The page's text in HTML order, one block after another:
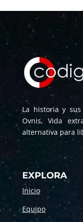
La historia y sus
Ovnis, Vida
alternativa para
EXPLORA
Inicio
Equipo